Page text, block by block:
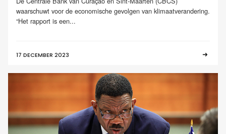
waarschuwt voor de economische gevolgen van klimaatverandering.
“Het rapport is een...
17 DECEMBER 2023